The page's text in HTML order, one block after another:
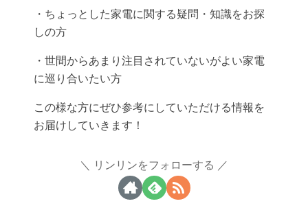
・ちょっとした家電に関する疑問・知識をお探
しの方
・世間からあまり注目されていないがよい家電
に巡り合いたい方
この様な方にぜひ参考にしていただける情報を
お届けしていきます！
リンリンをフォローする